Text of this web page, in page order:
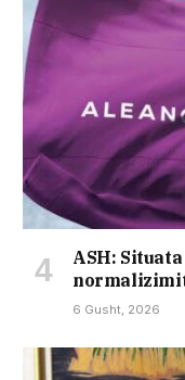
ASH:
6 Gusht, 2026